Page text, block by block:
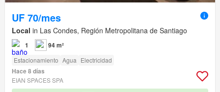
UF 70/mes
Local in Las Condes, Región Metropolitana de Santiago
1 94 m²
Estacionamiento Agua Electricidad
Hace 8 días
EIAN SPACES SPA